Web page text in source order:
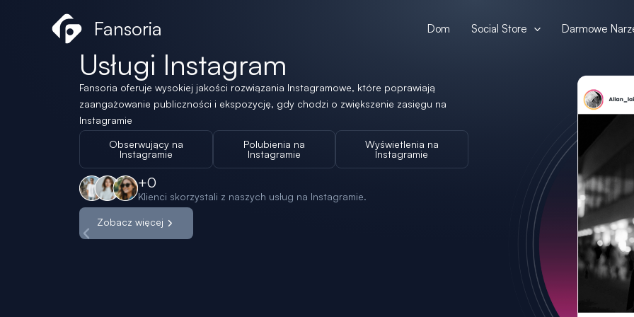
Fansoria Dom Social Store Darmowe
Usługi Instagram
Fansoria oferuje wysokiej jakości rozwiązania Instagramowe, które poprawiają
zaangażowanie publiczności i ekspozycję, gdy chodzi o zwiększenie zasięgu na
Instagramie
Obserwujący na
Instagramie
Polubienia na
Instagramie
Wyświetlenia na
Instagramie
Klienci skorzystali z naszych usług na Instagramie.
+0
Zobacz więcej